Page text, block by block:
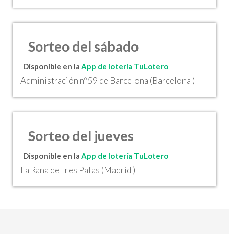
Sorteo del sábado
Disponible en la App de lotería TuLotero
Administración nº59 de Barcelona (Barcelona )
Sorteo del jueves
Disponible en la App de lotería TuLotero
La Rana de Tres Patas (Madrid )